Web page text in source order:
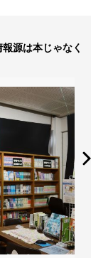
源は本じゃなく